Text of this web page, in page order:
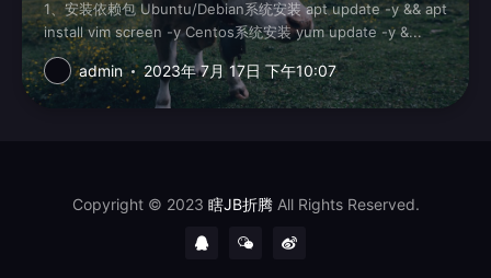
1、安装依赖包 Ubuntu/Debian系统安装 apt update -y && apt
install vim screen -y Centos系统安装 yum update -y &...
admin 2023年 7月 17日 下午10:07
Copyright © 2023 瞎JB折腾All Rights Reserved.